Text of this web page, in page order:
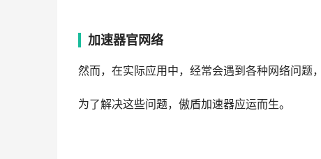
加速器官网络
然而，在实际应用中，经常会遇到各种网络问题
为了解决这些问题，傲盾加速器应运而生。